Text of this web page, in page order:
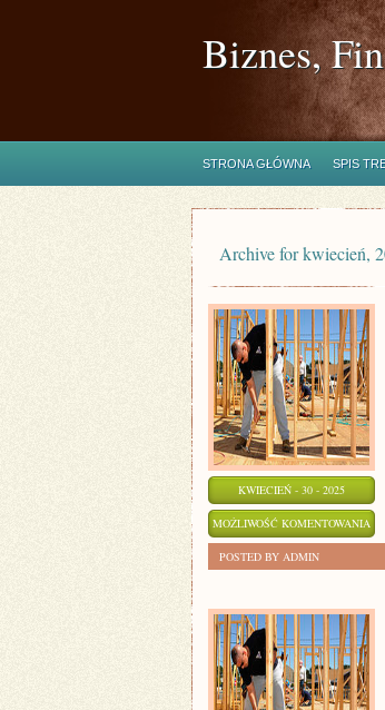
Biznes,
STRONA GŁÓWNA SPIS
Archive for kwiecień,
KWIECIEŃ - 30 - 2025
MOŻLIWOŚĆ KOMENTOWANIA
ZOSTAŁA WYŁĄCZONA
POSTED BY ADMIN